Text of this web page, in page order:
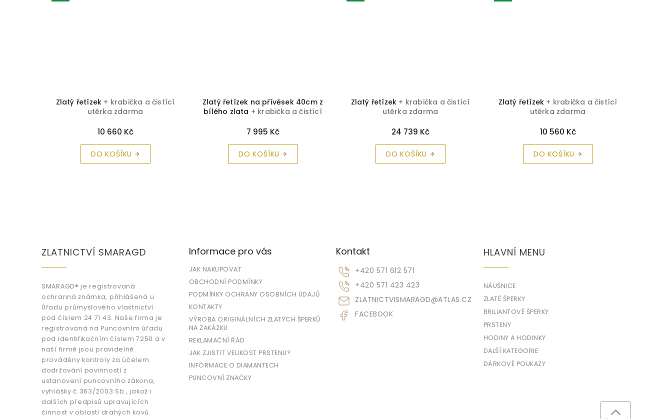
Zlatý řetízek + krabička a čistící
utěrka zdarma
10 660 Kč
DO KOŠÍKU
Zlatý řetízek na přívěsek 40cm z
bílého zlata + krabička a čistící
7 995 Kč
DO KOŠÍKU
Zlatý řetízek + krabička a čistící
utěrka zdarma
24 739 Kč
DO KOŠÍKU
Zlatý řetízek + krabička a čistící
utěrka zdarma
10 560 Kč
DO KOŠÍKU
ZLATNICTVÍ SMARAGD
SMARAGD® je registrovaná
ochranná známka, přihlášená u
Úřadu průmyslového vlastnictví
pod číslem 24 71 43. Naše firma je
registrovaná na Puncovním úřadu
pod identifikačním číslem 7250 a v
naší firmě jsou pravidelně
prováděny kontroly za účelem
dodržování povinností z
ustanovení puncovního zákona,
vyhlášky č.363/2003 Sb., jakož i
dalších předpisů upravujících
činnost v oblasti drahých kovů.
Informace pro vás
JAK NAKUPOVAT
OBCHODNÍ PODMÍNKY
PODMÍNKY OCHRANY OSOBNÍCH ÚDAJŮ
KONTAKTY
VÝROBA ORIGINÁLNÍCH ZLATÝCH ŠPERKŮ
NA ZAKÁZKU
REKLAMAČNÍ ŘÁD
JAK ZJISTIT VELIKOST PRSTENU?
INFORMACE O DIAMANTECH
PUNCOVNÍ ZNAČKY
Kontakt
ZLATNICTVISMARAGD@ATLAS.CZ
+420 571 612 571
+420 571 423 423
FACEBOOK
HLAVNÍ MENU
NÁUŠNICE
ZLATÉ ŠPERKY
BRILIANTOVÉ ŠPERKY
PRSTENY
HODINY A HODINKY
DALŠÍ KATEGORIE
DÁRKOVÉ POUKAZY